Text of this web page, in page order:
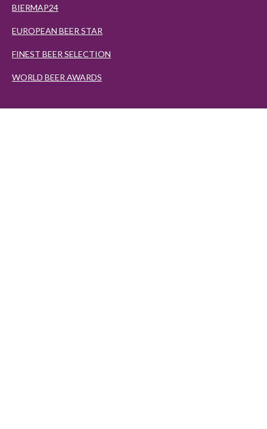
BIERMAP24
EUROPEAN BEER STAR
FINEST BEER SELECTION
WORLD BEER AWARDS